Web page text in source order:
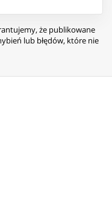
że publikowane
lub błędów, które nie